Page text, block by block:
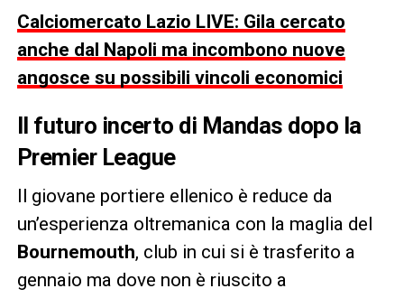
Calciomercato Lazio LIVE: Gila cercato
anche dal Napoli ma incombono nuove
angosce su possibili vincoli economici
Il futuro incerto di Mandas dopo la
Premier League
Il giovane portiere ellenico è reduce da
un’esperienza oltremanica con la maglia del
Bournemouth, club in cui si è trasferito a
gennaio ma dove non è riuscito a